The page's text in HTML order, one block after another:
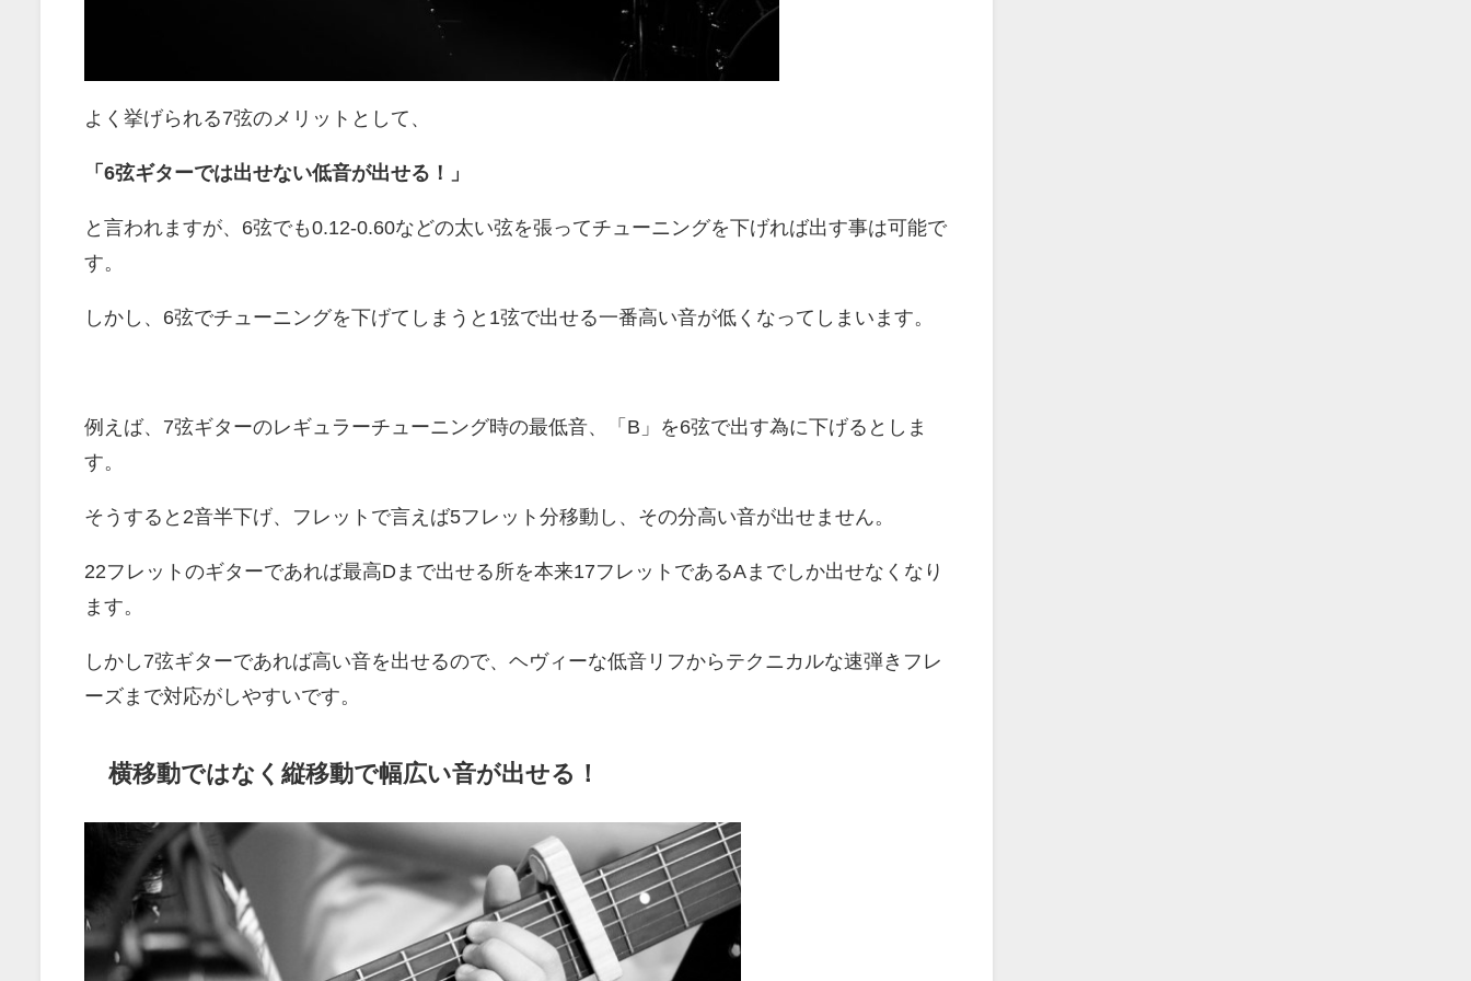
よく挙げられる7弦のメリットとして、
「6弦ギターでは出せない低音が出せる！」
と言われますが、6弦でも0.12-0.60などの太い弦を張ってチューニングを下げれば出す事は可能で
す。
しかし、6弦でチューニングを下げてしまうと1弦で出せる一番高い音が低くなってしまいます。
例えば、7弦ギターのレギュラーチューニング時の最低音、「B」を6弦で出す為に下げるとしま
す。
そうすると2音半下げ、フレットで言えば5フレット分移動し、その分高い音が出せません。
22フレットのギターであれば最高Dまで出せる所を本来17フレットであるAまでしか出せなくなり
ます。
しかし7弦ギターであれば高い音を出せるので、ヘヴィーな低音リフからテクニカルな速弾きフレ
ーズまで対応がしやすいです。
横移動ではなく縦移動で幅広い音が出せる！